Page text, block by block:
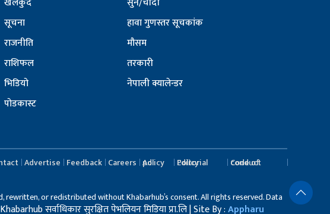
सूचना
राजनीति
राशिफल
भिडियो
पोडकास्ट
हावा गुणस्तर सूचकांक
मौसम
तरकारी
नेपाली क्यालेन्डर
Advertise Feedback Careers Ad policy Editorial Policy
Code of conduct
rewritten, or redistributed without Khabarhub’s consent. All rights reserved. Data
सर्वाधिकार सुरक्षित पेभलियन मिडिया प्रा.लि | Site By :Appharu